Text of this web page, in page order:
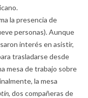
la presencia de
personas). Aunque
interés en asistir,
trasladarse desde
mesa de trabajo sobre
la mesa
dos compañeras de